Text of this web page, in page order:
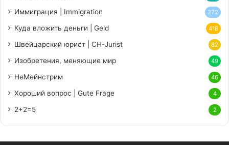
Иммиграция | Immigration 272
Куда вложить деньги | Geld 418
Швейцарский юрист | CH-Jurist 82
Изобретения, меняющие мир 49
НеМейнстрим 46
Хороший вопрос | Gute Frage 4
2+2=5 2